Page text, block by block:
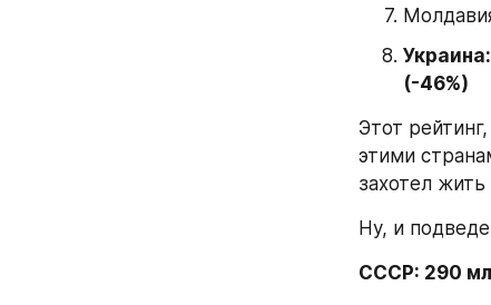
(-46%)
Этот
этими
захотел
Ну, и
СССР: 290